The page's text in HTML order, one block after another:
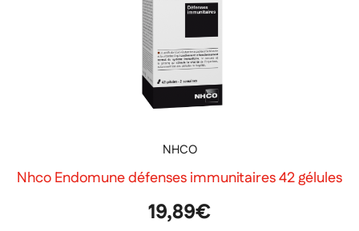
NHCO
Nhco Endomune défenses immunitaires 42 gélules
19,89€